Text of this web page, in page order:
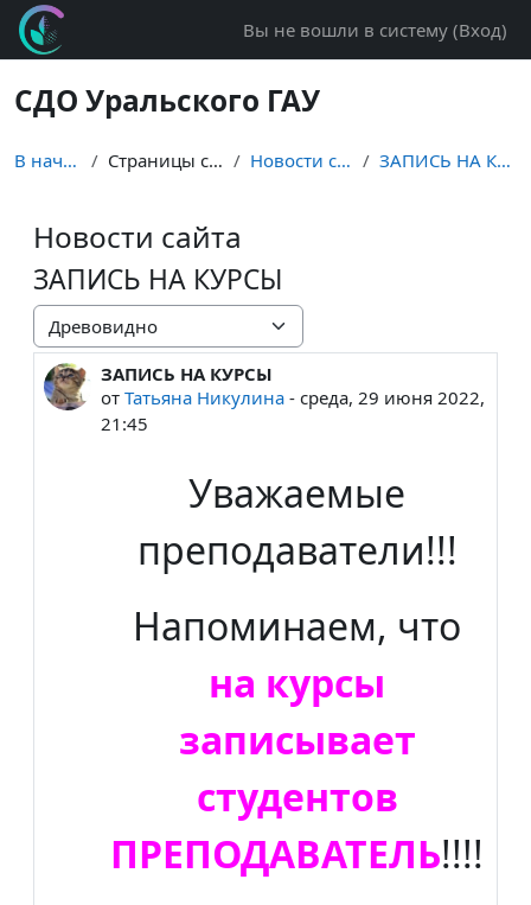
Перейти к основному содержанию
Вы не вошли в систему (Вход)
СДО Уральского ГАУ
В начало Страницы сайта Новости сайта ЗАПИСЬ НА КУРСЫ
Новости сайта
ЗАПИСЬ НА КУРСЫ
Режим отображения
ЗАПИСЬ НА КУРСЫ
от Татьяна Никулина- среда, 29 июня 2022,
21:45
Количество ответов: 0
Уважаемые
преподаватели!!!
Напоминаем, что
на курсы
записывает
студентов
ПРЕПОДАВАТЕЛЬ!!!!